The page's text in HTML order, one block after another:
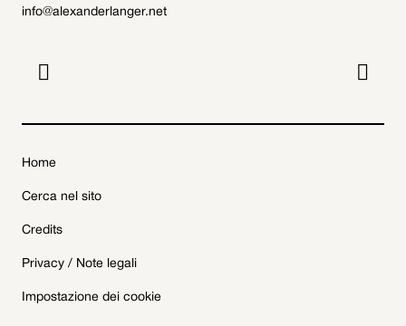
info@alexanderlanger.net
 
Home
Cerca nel sito
Credits
Privacy / Note legali
Impostazione dei cookie